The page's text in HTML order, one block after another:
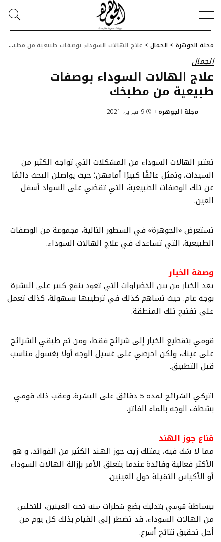
مجلة الجوهرة > الجمال > علاج الهالات السوداء بوصفات طبيعية من مطبخك
الجمال
علاج الهالات السوداء بوصفات
طبيعية من مطبخك
Posted
مجلة الجوهرة 9 فبراير، 2021
تعتبر الهالات السوداء من المشكلات التي تواجه الكثير من
السيدات، وتمثل عائقًا كبيرًا أمامهن؛ حيث يواصلن البحث دائمًا
عن تلك الوصفات الطبيعية، التي تقضي على السواد أسفل
العين.
تستعرض «الجوهرة» في السطور التالية، مجموعة من الوصفات
الطبيعية، التي تساعدك في علاج الهالات السوداء.
وصفة الخيار
يعد الخيار من بين الخضراوات التي تعود بنفع كبير على البشرة
بوجه عام؛ حيث تساهم كذلك في ترطيبها بسهولة، كذلك تعمل
على تفتيح تلك المنطقة.
قومي بتقطيع الخيار إلى شرائح فقط، ومن ثم طبقي الشرائح
على عينك، ولكن احرصي على غسيل الوجه أولا بغسول مناسب
قبل التطبيق.
اتركي الشرائح لمده 5 دقائق على البشرة، وعقب ذلك قومي
بشطف الوجه بالماء الفاتر.
قناع جوز الهند
مما لا شك فيه، يمتلك زيت جوز الهند الكثير من الفوائد، و هو
الأكثر فعالية وفائدة عندما يتعلق الأمر بإزالة الهالات السوداء
أو الأكياس الثقيلة حول العينين.
ببساطة قومي بتدليك بضع قطرات منه تحت العينين، للتخلص
من الهالات السوداء، قد تضطر إلى القيام بذلك كل يوم من
أجل تحقيق نتائج أسرع.